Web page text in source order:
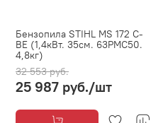
Бензопила STIHL MS 172 С-
BE (1,4кВт. 35см. 63PMC50.
4,8кг)
32 553 руб.
25 987 руб./шт